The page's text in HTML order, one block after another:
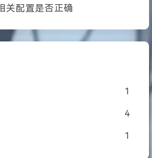
关配置是否正确
1
4
1